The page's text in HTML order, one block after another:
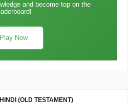
and become top on the
Play Now
(OLD TESTAMENT)